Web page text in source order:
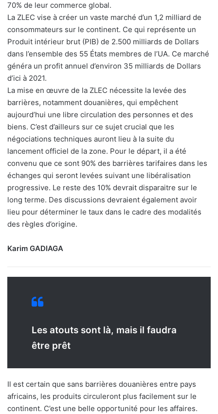
70% de leur commerce global.
La ZLEC vise à créer un vaste marché d’un 1,2 milliard de
consommateurs sur le continent. Ce qui représente un
Produit intérieur brut (PIB) de 2.500 milliards de Dollars
dans l’ensemble des 55 États membres de l’UA. Ce marché
généra un profit annuel d’environ 35 milliards de Dollars
d’ici à 2021.
La mise en œuvre de la ZLEC nécessite la levée des
barrières, notamment douanières, qui empêchent
aujourd’hui une libre circulation des personnes et des
biens. C’est d’ailleurs sur ce sujet crucial que les
négociations techniques auront lieu à la suite du
lancement officiel de la zone. Pour le départ, il a été
convenu que ce sont 90% des barrières tarifaires dans les
échanges qui seront levées suivant une libéralisation
progressive. Le reste des 10% devrait disparaitre sur le
long terme. Des discussions devraient également avoir
lieu pour déterminer le taux dans le cadre des modalités
des règles d’origine.
Karim GADIAGA
Les atouts sont là, mais il faudra
être prêt
Il est certain que sans barrières douanières entre pays
africains, les produits circuleront plus facilement sur le
continent. C’est une belle opportunité pour les affaires.